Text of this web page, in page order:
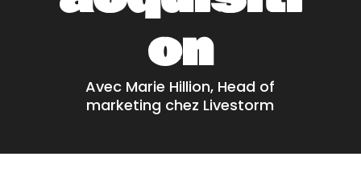
on
Avec Marie Hillion, Head of
marketing chez Livestorm